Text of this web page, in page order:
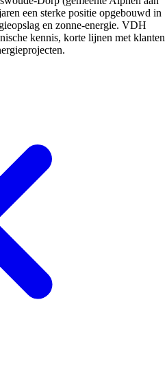
een sterke positie opgebouwd in
en zonne-energie. VDH
kennis, korte lijnen met klanten